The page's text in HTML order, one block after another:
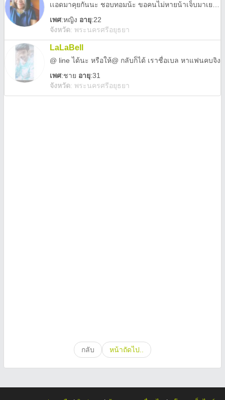
เพศ:หญิง อายุ:22
จังหวัด: พระนครศรีอยุธยา
LaLaBell
@ line ได้นะ หรือให้@ กลับก็ได้ เราชื่อเบล หาแฟนคบจิง
เพศ:ชาย อายุ:31
จังหวัด: พระนครศรีอยุธยา
กลับ หน้าถัดไป..